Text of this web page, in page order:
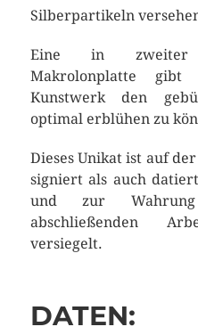
Silberpartikeln
Eine in zweiter
Makrolonplatte gibt
Kunstwerk den
optimal erblühen zu
Dieses Unikat ist auf
signiert als auch
und zur
abschließenden
versiegelt.
DATEN: